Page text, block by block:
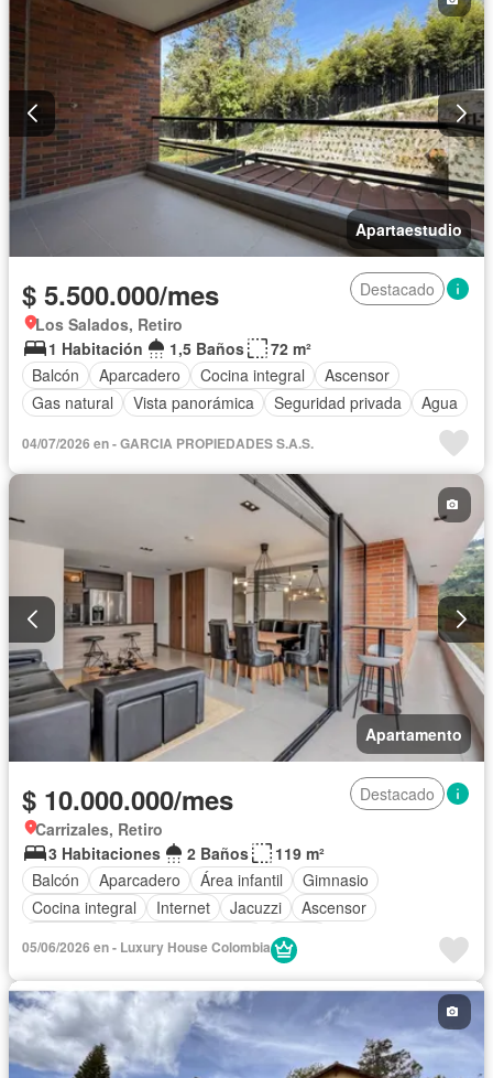
Apartaestudio
$ 5.500.000/mes
Destacado
Los Salados, Retiro
1 Habitación
1,5 Baños
72 m²
Balcón
Aparcadero Cocina integral
Ascensor
Gas natural
Vista panorámica Seguridad privada Agua
04/07/2026 en - GARCIA PROPIEDADES S.A.S.
Apartamento
$ 10.000.000/mes
Destacado
Carrizales, Retiro
3 Habitaciones
2 Baños
119 m²
Balcón
Aparcadero Área infantil
Gimnasio
Cocina integral
Internet Jacuzzi
Ascensor
Sauna
Seguridad privada
05/06/2026 en - Luxury House Colombia